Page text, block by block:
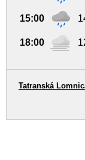
15:00
18:00
Tatranská